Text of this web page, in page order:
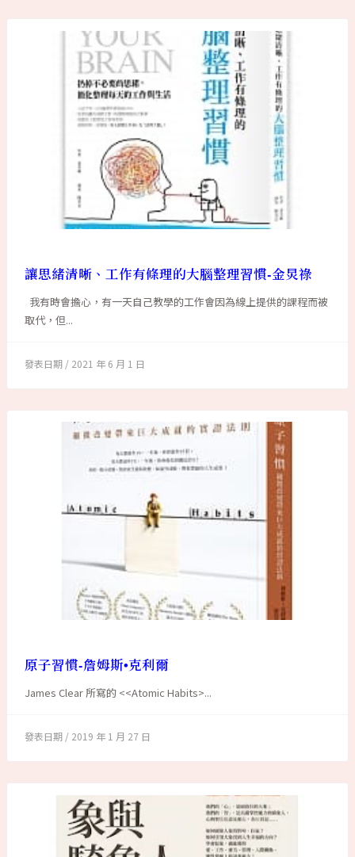
讓思緒清晰、工作有條理的大腦整理習慣-金炅祿
我有時會擔心，有一天自己教學的工作會因為線上提供的課程而被
取代，但...
2021 年 6 月 1 日
原子習慣-詹姆斯•克利爾
James Clear 所寫的 <<Atomic Habits>...
2019 年 1 月 27 日